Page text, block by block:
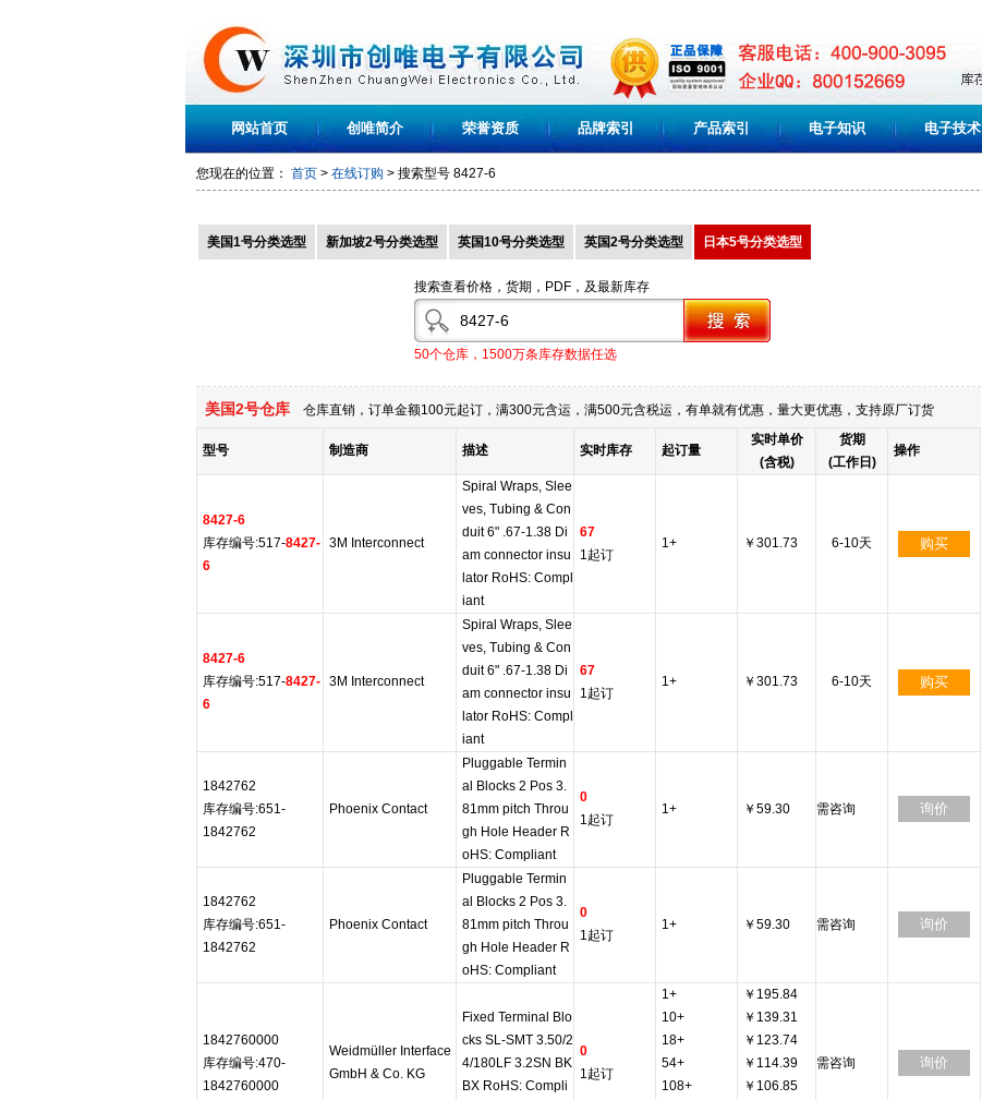
网站首页 创唯简介 荣誉资质 品牌索引 产品索引 电子知识 电子技术
您现在的位置： 首页 > 在线订购 > 搜索型号 8427-6
美国1号分类选型 新加坡2号分类选型 英国10号分类选型 英国2号分类选型 日本5号分类选型
搜索查看价格，货期，PDF，及最新库存
50个仓库，1500万条库存数据任选
美国2号仓库 仓库直销，订单金额100元起订，满300元含运，满500元含税运，有单就有优惠，量大更优惠，支持原厂订货
型号 制造商 描述 实时库存 起订量
实时单价
(含税)
货期
(工作日)
操作
8427-6
库存编号:517-8427-
6
3M Interconnect
Spiral Wraps, Slee
ves, Tubing & Con
duit 6" .67-1.38 Di
am connector insu
lator RoHS: Compl
iant
67
1起订
1+ ￥301.73 6-10天 购买
8427-6
库存编号:517-8427-
6
3M Interconnect
Spiral Wraps, Slee
ves, Tubing & Con
duit 6" .67-1.38 Di
am connector insu
lator RoHS: Compl
iant
67
1起订
1+ ￥301.73 6-10天 购买
1842762
库存编号:651-
1842762
Phoenix Contact
Pluggable Termin
al Blocks 2 Pos 3.
81mm pitch Throu
gh Hole Header R
oHS: Compliant
0
1起订
1+ ￥59.30 需咨询 询价
1842762
库存编号:651-
1842762
Phoenix Contact
Pluggable Termin
al Blocks 2 Pos 3.
81mm pitch Throu
gh Hole Header R
oHS: Compliant
0
1起订
1+ ￥59.30 需咨询 询价
1842760000
库存编号:470-
1842760000
Weidmüller Interface
GmbH & Co. KG
Fixed Terminal Blo
cks SL-SMT 3.50/2
4/180LF 3.2SN BK
BX RoHS: Compli
0
1起订
1+
10+
18+
54+
108+
￥195.84
￥139.31
￥123.74
￥114.39
￥106.85
需咨询 询价